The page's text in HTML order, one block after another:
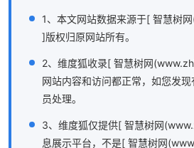
1、本文网站数据来源于[ 智慧树
]版权归原网站所有。
2、维度狐收录[ 智慧树网
网站内容和访问都正常，如您发
员处理。
3、维度狐仅提供[ 智慧树网
息展示平台，不是[ 智慧树网